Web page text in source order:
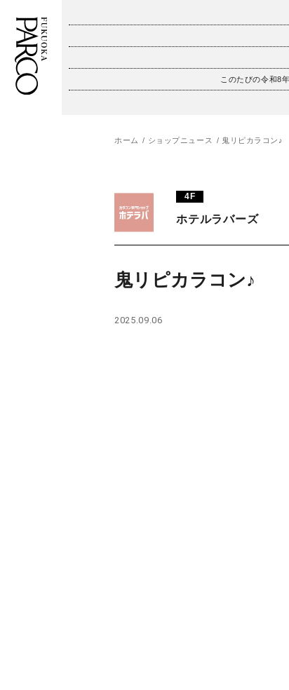
このたびの令和8
施設案内・アクセス
TAX FREE
PARCOメンバーズ
ホーム ショップニュース 鬼リピカラコン♪
4F
ホテルラバーズ
鬼リピカラコン♪
2025.09.06